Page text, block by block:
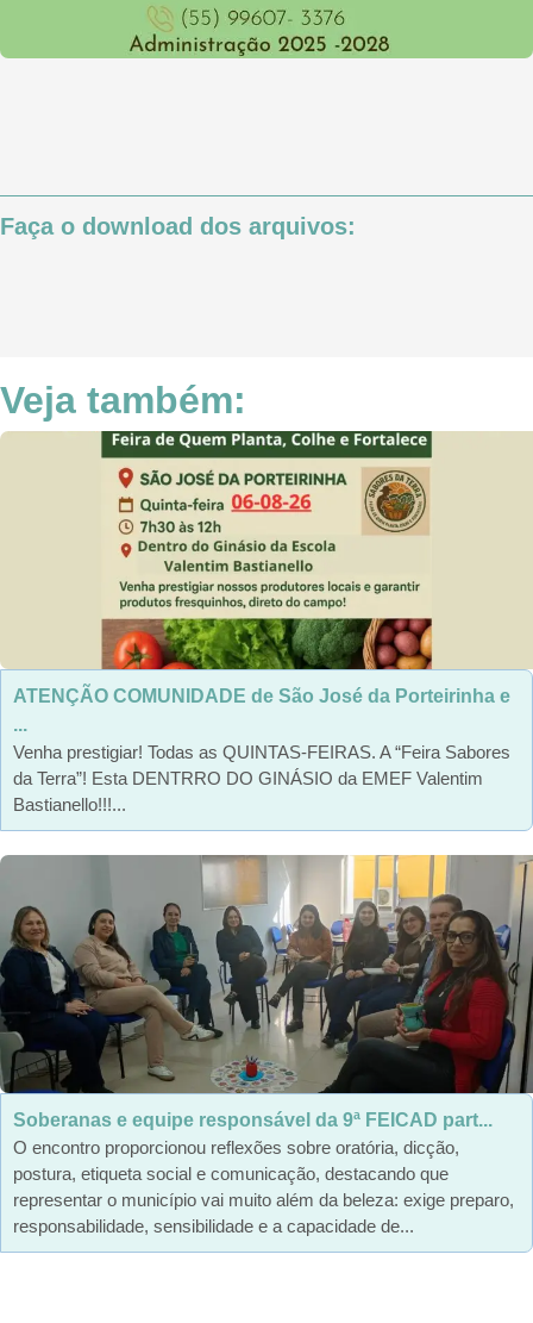
Faça o download dos arquivos:
Veja também:
ATENÇÃO COMUNIDADE de São José da Porteirinha e
...
Venha prestigiar! Todas as QUINTAS-FEIRAS. A “Feira Sabores
da Terra”! Esta DENTRRO DO GINÁSIO da EMEF Valentim
Bastianello!!!...
Soberanas e equipe responsável da 9ª FEICAD part...
O encontro proporcionou reflexões sobre oratória, dicção,
postura, etiqueta social e comunicação, destacando que
representar o município vai muito além da beleza: exige preparo,
responsabilidade, sensibilidade e a capacidade de...